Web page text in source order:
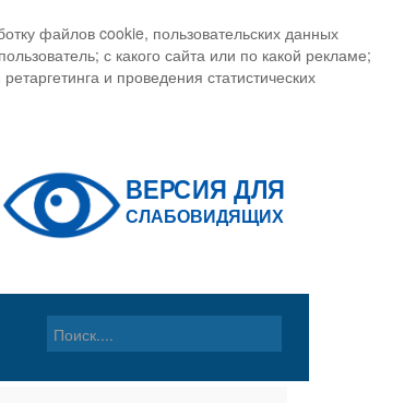
файлов cookie, пользовательских данных
с какого сайта или по какой рекламе;
и проведения статистических